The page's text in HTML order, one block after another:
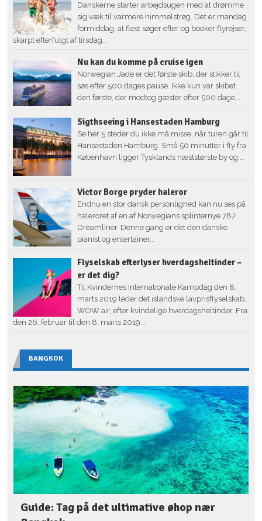
Danskerne starter arbejdsugen med at drømme
sig væk til varmere himmelstrøg. Det er mandag
formiddag, at flest søger efter og booker flyrejser,
skarpt efterfulgt af tirsdag...
Nu kan du komme på cruise igen
Norwegian Jade er det første skib, der stikker til
søs efter 500 dages pause. Ikke kun var skibet
den første, der modtog gæster efter 500 dage,...
Sigthseeing i Hansestaden Hamburg
Se her 5 steder du ikke må misse, når turen går til
Hansestaden Hamburg. Små 50 minutter i fly fra
København ligger Tysklands næststørste by og...
Victor Borge pryder haleror
Endnu en stor dansk personlighed kan nu ses på
haleroret af en af Norwegians splinternye 787
Dreamliner. Denne gang er det den danske
pianist og entertainer...
Flyselskab efterlyser hverdagsheltinder –
er det dig?
Til Kvindernes Internationale Kampdag den 8.
marts 2019 leder det islandske lavprisflyselskab,
WOW air, efter kvindelige hverdagsheltinder. Fra
den 26. februar til den 8. marts 2019...
BANGKOK
Guide: Tag på det ultimative øhop nær